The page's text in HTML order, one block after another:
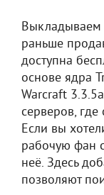
Выкладываем
раньше
доступна
основе ядра
Warcraft
серверов,
Если вы
рабочую фан
неё. Здесь
позволяют